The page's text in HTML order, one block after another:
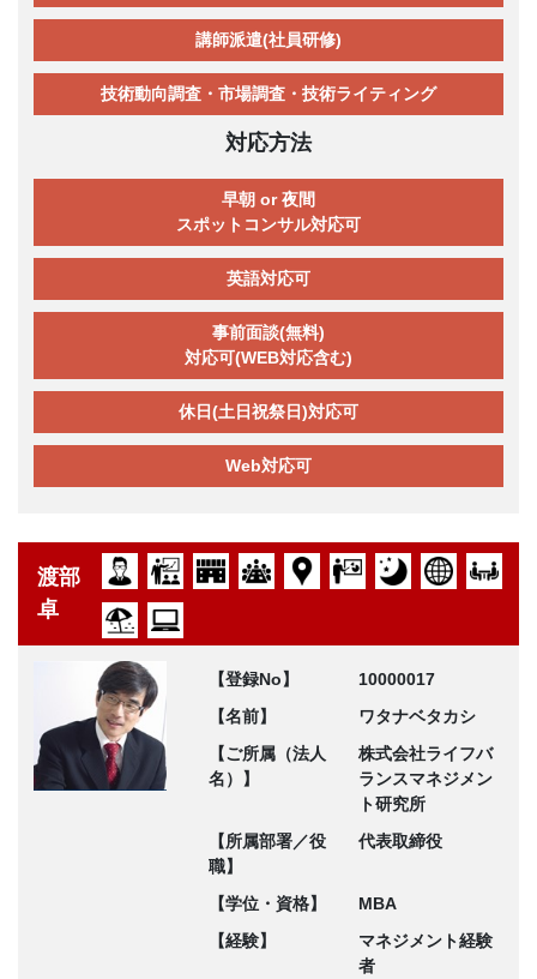
講師派遣(社員研修)
技術動向調査・市場調査・技術ライティング
対応方法
早朝 or 夜間
スポットコンサル対応可
英語対応可
事前面談(無料)
対応可(WEB対応含む)
休日(土日祝祭日)対応可
Web対応可
渡部
卓
【登録No】
10000017
【名前】
ワタナベタカシ
【ご所属（法人
名）】
株式会社ライフバ
ランスマネジメン
ト研究所
【所属部署／役
職】
代表取締役
【学位・資格】
MBA
【経験】
マネジメント経験
者